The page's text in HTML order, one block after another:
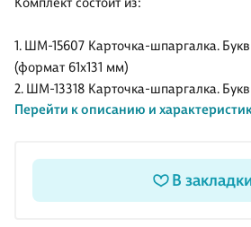
1. ШМ-15607 Карточка-шпаргалка.
(формат 61х131 мм)
2. ШМ-13318 Карточка-шпаргалка.
корне ЛАГ-ЛОЖ (формат 61х131 мм)
4. ШМ-14854 Карточка-шпаргалка.
словарные слова (109х202 мм)
Перейти к описанию и
В